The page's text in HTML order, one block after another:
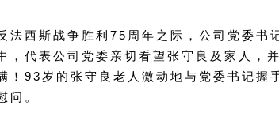
西斯战争胜利75周年之际，公司党委书
代表公司党委亲切看望张守良及家人，
！93岁的张守良老人激动地与党委书记握
问。